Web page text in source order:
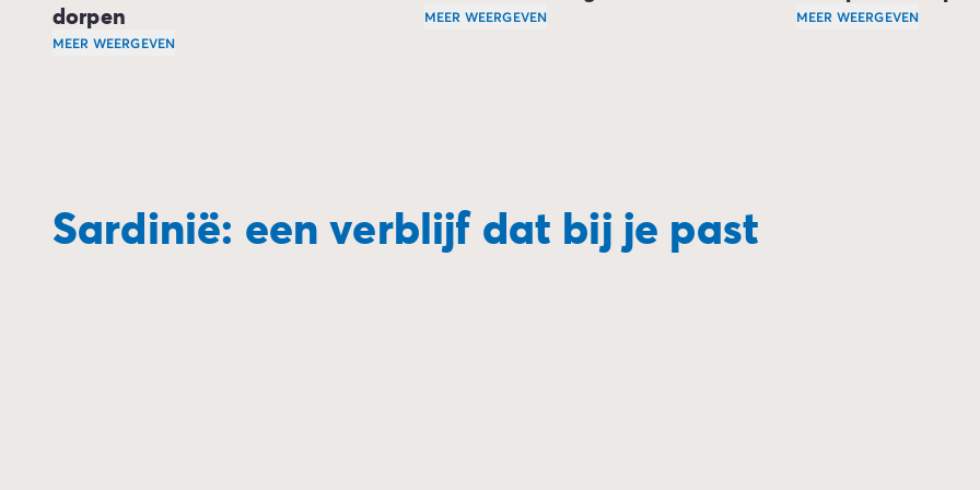
dorpen
MEER WEERGEVEN
MEER WEERGEVEN
Bij het ontdekken van een land, een eiland of een stad is een
MEER WEERGEVEN
Sardinië: een verblijf dat bij je past